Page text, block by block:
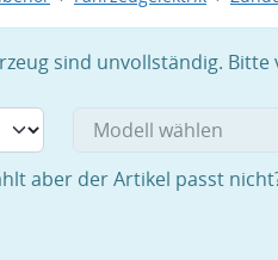
sind unvollständig.
aber der Artikel passt